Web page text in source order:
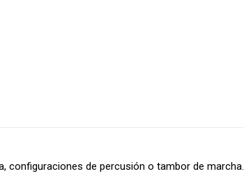
configuraciones de percusión o tambor de marcha.